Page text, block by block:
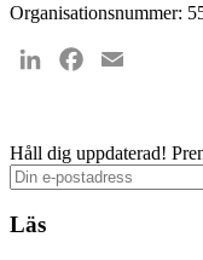
Organisationsnummer:
LinkedInFacebook
Håll dig uppdaterad!
Läs